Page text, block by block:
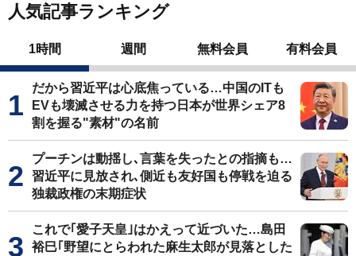
人気記事ランキング
1時間 週間 無料会員 有料会員
だから習近平は心底焦っている…中国のITも
EVも壊滅させる力を持つ日本が世界シェア8
割を握る"素材"の名前
プーチンは動揺し､言葉を失ったとの指摘も…
習近平に見放され､側近も友好国も停戦を迫る
独裁政権の末期症状
これで｢愛子天皇｣はかえって近づいた…島田
裕巳｢野望にとらわれた麻生太郎が見落とした